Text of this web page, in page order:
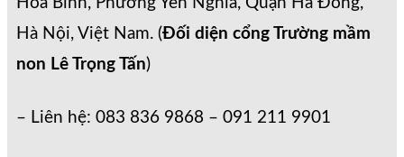
Hòa Bình, Phường Yên Nghĩa, Quận Hà Đông,
Hà Nội, Việt Nam. (Đối diện cổng Trường mầm
non Lê Trọng Tấn)
– Liên hệ: 083 836 9868 – 091 211 9901